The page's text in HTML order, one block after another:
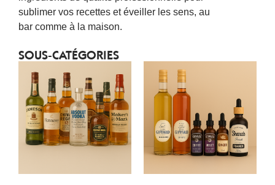
sublimer vos recettes et éveiller les sens, au
bar comme à la maison.
SOUS-CATÉGORIES